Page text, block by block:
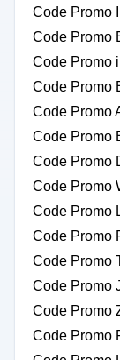
Code Promo
Code Promo
Code Promo
Code Promo
Code Promo
Code Promo
Code Promo
Code Promo
Code Promo
Code Promo
Code Promo
Code Promo
Code Promo
Code Promo